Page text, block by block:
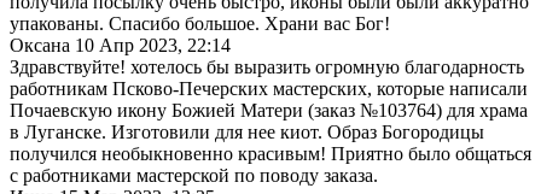
упакованы. Спасибо большое. Храни вас Бог!
Оксана 10 Апр 2023, 22:14
Здравствуйте! хотелось бы выразить огромную благодарность
работникам Псково-Печерских мастерских, которые написали
Почаевскую икону Божией Матери (заказ №103764) для храма
в Луганске. Изготовили для нее киот. Образ Богородицы
получился необыкновенно красивым! Приятно было общаться
с работниками мастерской по поводу заказа.